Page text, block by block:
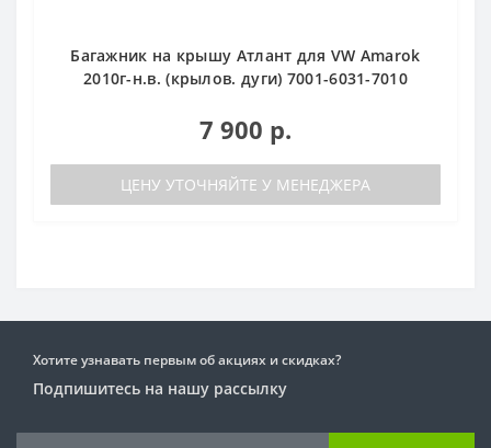
Багажник на крышу Атлант для VW Amarok
2010г-н.в. (крылов. дуги) 7001-6031-7010
7 900 р.
ЦЕНУ УТОЧНЯЙТЕ У МЕНЕДЖЕРА
Хотите узнавать первым об акциях и скидках?
Подпишитесь на нашу рассылку